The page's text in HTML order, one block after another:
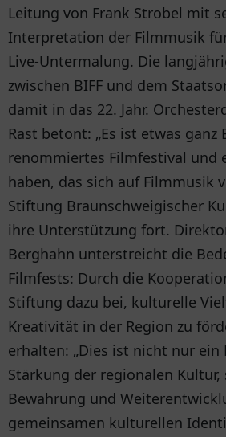
Leitung von Frank Strobel mit
Interpretation der Filmmusik
Live-Untermalung. Die
zwischen BIFF und dem
damit in das 22. Jahr.
Rast betont: „Es ist etwas ganz
renommiertes Filmfestival und
haben, das sich auf Filmmusik
Stiftung Braunschweigischer
ihre Unterstützung fort.
Berghahn unterstreicht die
Filmfests: Durch die
Stiftung dazu bei, kulturelle
Kreativität in der Region zu
erhalten: „Dies ist nicht nur ein
Stärkung der regionalen
Bewahrung und
gemeinsamen kulturellen